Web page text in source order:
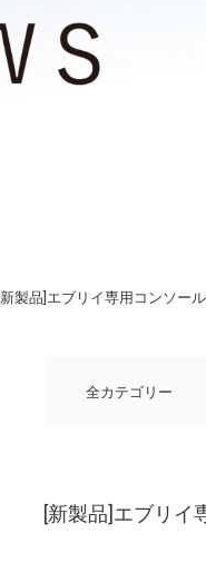
[新製品]エブリイ専用コンソー
全カテゴリー
[新製品]エブリイ